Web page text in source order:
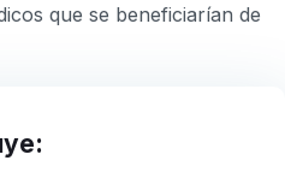
que se beneficiarían de